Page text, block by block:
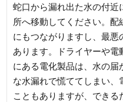
蛇口から漏れ出た水の付
所へ移動してください。
にもつながりますし、最悪
あります。ドライヤーや電
にある電化製品は、水の届
な水漏れで慌ててしまい、
こともありますが、できる